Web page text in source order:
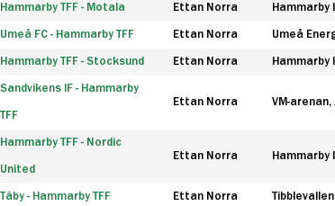
Hammarby TFF - Motala Ettan Norra Hammarby
Umeå FC - Hammarby TFF Ettan Norra Umeå
Hammarby TFF - Stocksund Ettan Norra Hammarby
Sandvikens IF - Hammarby
TFF
Ettan Norra VM-
Hammarby TFF - Nordic
United
Ettan Norra Hammarby
Täby - Hammarby TFF Ettan Norra Tibblevallen